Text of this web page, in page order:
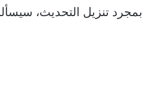
بمجرد تنزيل التحديث،